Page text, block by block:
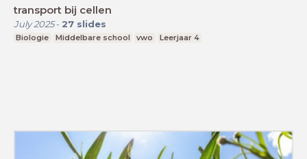
transport bij cellen
July 2025- 27 slides
Biologie Middelbare school vwo Leerjaar 4